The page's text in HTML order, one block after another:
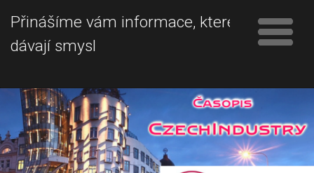
Přinášíme vám informace, které
dávají smysl